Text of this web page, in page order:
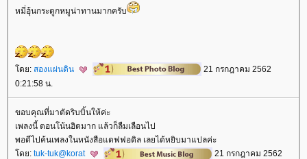
หมี่ฮุ้นกระดูกหมูน่าทานมากครับ
ดย: สองแผ่นดิน
21 กรกฎาคม 2562
0:21:58 น.
ขอบคุณที่มาตัดริบบิ้นให้ค่ะ
เพลงนี้ ตอนโน้นฮิตมาก แล้วก็ลืมเลือนไป
พอดีไปค้นเพลงในหนังสือแดฟฟอดิล เลยได้หยิบมาแปลค่ะ
ดย: tuk-tuk@korat
21 กรกฎาคม 2562